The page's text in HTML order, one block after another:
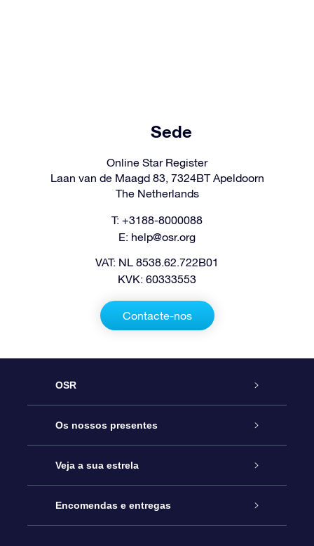
Sede
Online Star Register
Laan van de Maagd 83, 7324BT Apeldoorn
The Netherlands
T: +3188-8000088
E: help@osr.org
VAT: NL 8538.62.722B01
KVK: 60333553
Contacte-nos
OSR
Serviço
Contactos
O Blog
Os nossos presentes
Prenda Star Online
Pacote Prenda OSR
Veja a sua estrela
Registo de Estrela
Encomendas e entregas